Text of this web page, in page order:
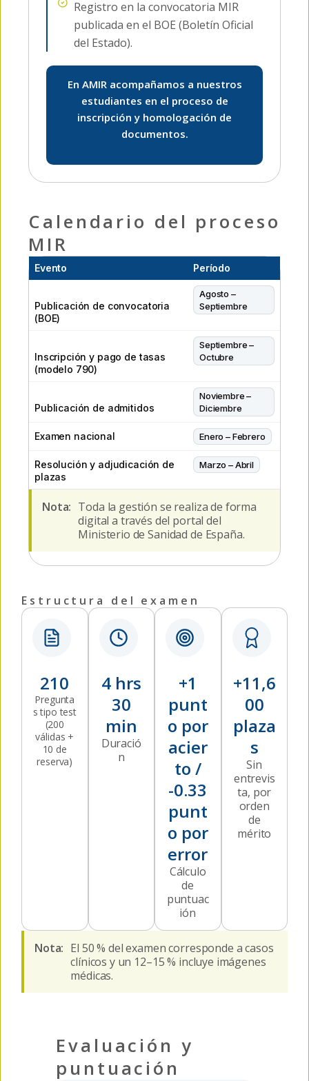
Registro en la convocatoria MIR
publicada en el BOE (Boletín Oficial
del Estado).
En AMIR acompañamos a nuestros
estudiantes en el proceso de
inscripción y homologación de
documentos.
Calendario del proceso
MIR
Evento Período
Publicación de convocatoria
(BOE)
Agosto –
Septiembre
Inscripción y pago de tasas
(modelo 790)
Septiembre –
Octubre
Publicación de admitidos
Noviembre –
Diciembre
Examen nacional Enero – Febrero
Resolución y adjudicación de
plazas
Marzo – Abril
Nota: Toda la gestión se realiza de forma
digital a través del portal del
Ministerio de Sanidad de España.
Estructura del examen
210
Pregunta
s tipo test
(200
válidas +
10 de
reserva)
4 hrs
30
min
Duració
n
+1
punt
o por
acier
to /
-0.33
punt
o por
error
Cálculo
de
puntuac
ión
+11,6
00
plaza
s
Sin
entrevis
ta, por
orden
de
mérito
Nota: El 50 % del examen corresponde a casos
clínicos y un 12–15 % incluye imágenes
médicas.
Evaluación y
puntuación